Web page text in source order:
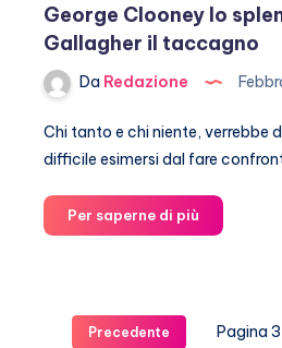
George Clooney lo
Gallagher il taccagno
Da Redazione
Chi tanto e chi niente, verrebbe
difficile esimersi dal fare
Per saperne di più
Clooney
Gallagher
Precedente Pagina